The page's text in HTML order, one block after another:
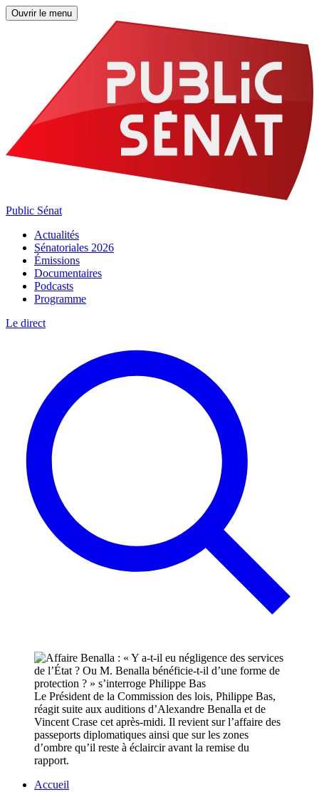
Ouvrir le menu
Public Sénat
Actualités
Sénatoriales 2026
Émissions
Documentaires
Podcasts
Programme
Le direct
Le Président de la Commission des lois, Philippe Bas,
réagit suite aux auditions d’Alexandre Benalla et de
Vincent Crase cet après-midi. Il revient sur l’affaire des
passeports diplomatiques ainsi que sur les zones
d’ombre qu’il reste à éclaircir avant la remise du
rapport.
Accueil